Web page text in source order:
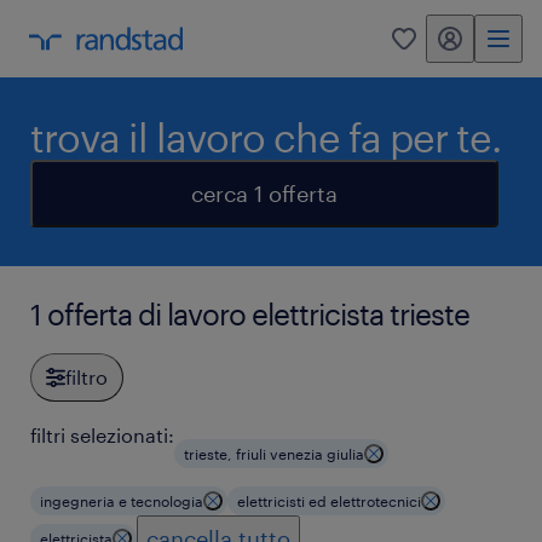
0 my randstad
trova il lavoro che fa per te.
cerca 1 offerta
1 offerta di lavoro elettricista trieste
filtro
filtri selezionati:
trieste, friuli venezia giulia
ingegneria e tecnologia elettricisti ed elettrotecnici
elettricista